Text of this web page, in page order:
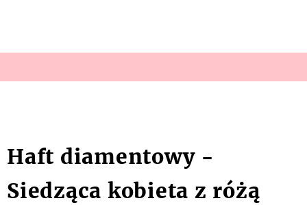
Haft diamentowy -
Siedząca kobieta z różą